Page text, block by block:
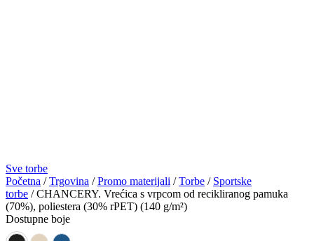
Sve torbe
Početna /Trgovina /Promo materijali /Torbe / Sportske
torbe / CHANCERY. Vrećica s vrpcom od recikliranog pamuka
(70%), poliestera (30% rPET) (140 g/m²)
Dostupne boje